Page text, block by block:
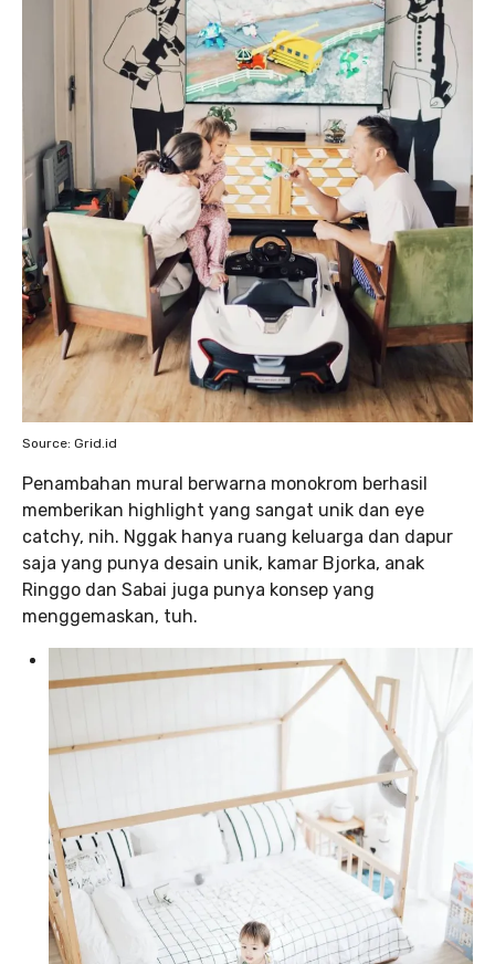
Source: Grid.id
Penambahan mural berwarna monokrom berhasil
memberikan highlight yang sangat unik dan eye
catchy, nih. Nggak hanya ruang keluarga dan dapur
saja yang punya desain unik, kamar Bjorka, anak
Ringgo dan Sabai juga punya konsep yang
menggemaskan, tuh.